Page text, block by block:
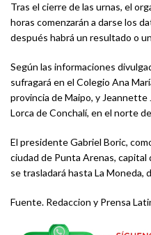
Tras el cierre de las urnas, el
horas comenzarán a darse los
después habrá un resultado o
Según las informaciones
sufragará en el Colegio Ana
provincia de Maipo, y Jeannette
Lorca de Conchalí, en el norte
El presidente Gabriel Boric,
ciudad de Punta Arenas, capital
se trasladará hasta La Moneda,
Fuente. Redaccion y Prensa